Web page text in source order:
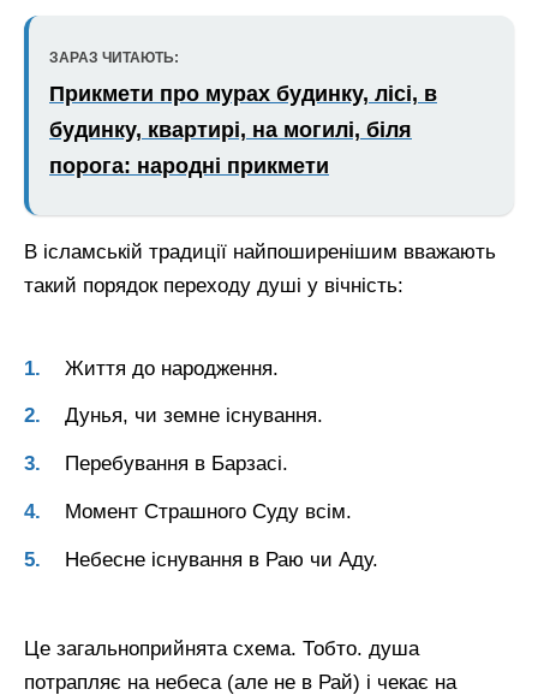
ЗАРАЗ ЧИТАЮТЬ:
Прикмети про мурах будинку, лісі, в
будинку, квартирі, на могилі, біля
порога: народні прикмети
В ісламській традиції найпоширенішим вважають
такий порядок переходу душі у вічність:
Життя до народження.
Дунья, чи земне існування.
Перебування в Барзасі.
Момент Страшного Суду всім.
Небесне існування в Раю чи Аду.
Це загальноприйнята схема. Тобто. душа
потрапляє на небеса (але не в Рай) і чекає на